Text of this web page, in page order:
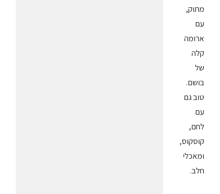
מתוק,
עם
ארומה
קלה
של
בושם.
טוב גם
עם
לחם,
קוסקוס,
ומאכלי
חלב.